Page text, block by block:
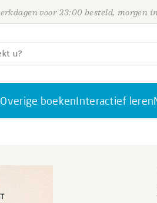
voor 23:00 besteld, morgen
Overige boekenInteractief leren